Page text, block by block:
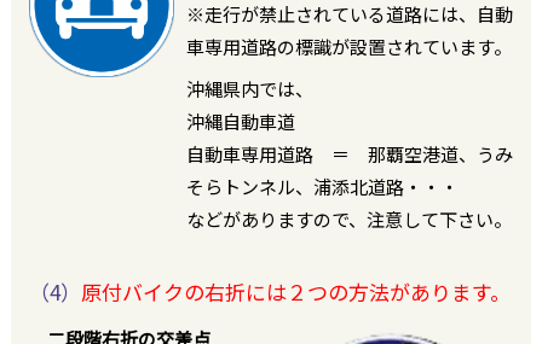
※走行が禁止されている道路には、自動
車専用道路の標識が設置されています。
沖縄県内では、
沖縄自動車道
自動車専用道路 ＝ 那覇空港道、うみ
そらトンネル、浦添北道路・・・
などがありますので、注意して下さい。
（4） 原付バイクの右折には２つの方法があります。
二段階右折の交差点